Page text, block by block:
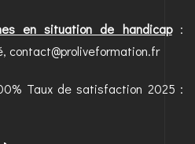
en situation de handicap:
contact@proliveformation.fr
Taux de satisfaction 2025 :